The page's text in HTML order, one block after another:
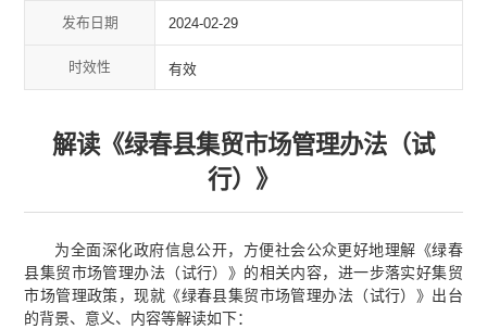
发布日期 2024-02-29
时效性 有效
解读《绿春县集贸市场管理办法（试
行）》
为全面深化政府信息公开，方便社会公众更好地理解《绿春
县集贸市场管理办法（试行）》的相关内容，进一步落实好集贸
市场管理政策，现就《绿春县集贸市场管理办法（试行）》出台
的背景、意义、内容等解读如下：